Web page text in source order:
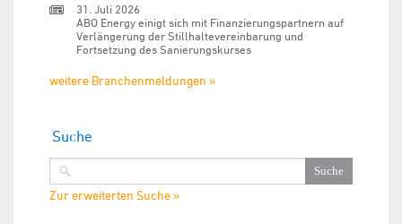
31. Juli 2026
ABO Energy einigt sich mit Finanzierungspartnern auf
Verlängerung der Stillhaltevereinbarung und
Fortsetzung des Sanierungskurses
weitere Branchenmeldungen »
Suche
Zur erweiterten Suche »